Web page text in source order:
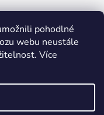
pohodlné
webu neustále
Více